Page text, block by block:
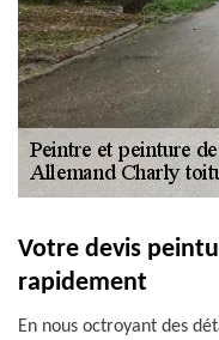
Votre devis
rapidement
En nous octroyant des